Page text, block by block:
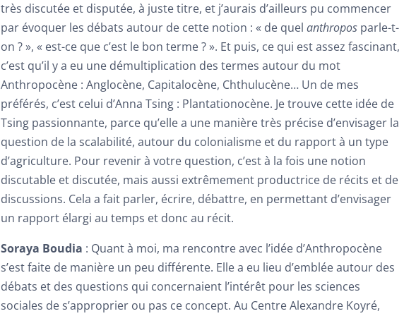
très discutée et disputée, à juste titre, et j’aurais d’ailleurs pu commencer
par évoquer les débats autour de cette notion : « de quel anthropos parle-t-
on ? », « est-ce que c’est le bon terme ? ». Et puis, ce qui est assez fascinant,
c’est qu’il y a eu une démultiplication des termes autour du mot
Anthropocène : Anglocène, Capitalocène, Chthulucène… Un de mes
préférés, c’est celui d’Anna Tsing : Plantationocène. Je trouve cette idée de
Tsing passionnante, parce qu’elle a une manière très précise d’envisager la
question de la scalabilité, autour du colonialisme et du rapport à un type
d’agriculture. Pour revenir à votre question, c’est à la fois une notion
discutable et discutée, mais aussi extrêmement productrice de récits et de
discussions. Cela a fait parler, écrire, débattre, en permettant d’envisager
un rapport élargi au temps et donc au récit.
Soraya Boudia : Quant à moi, ma rencontre avec l’idée d’Anthropocène
s’est faite de manière un peu différente. Elle a eu lieu d’emblée autour des
débats et des questions qui concernaient l’intérêt pour les sciences
sociales de s’approprier ou pas ce concept. Au Centre Alexandre Koyré,